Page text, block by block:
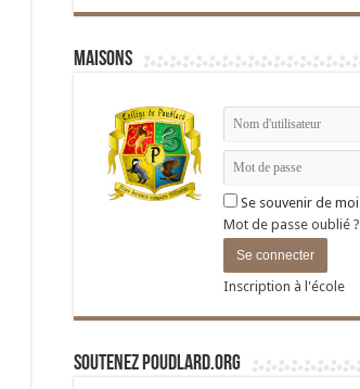
Maisons
Se souvenir de moi
Mot de passe oublié ?
Inscription à l'école
Soutenez Poudlard.org